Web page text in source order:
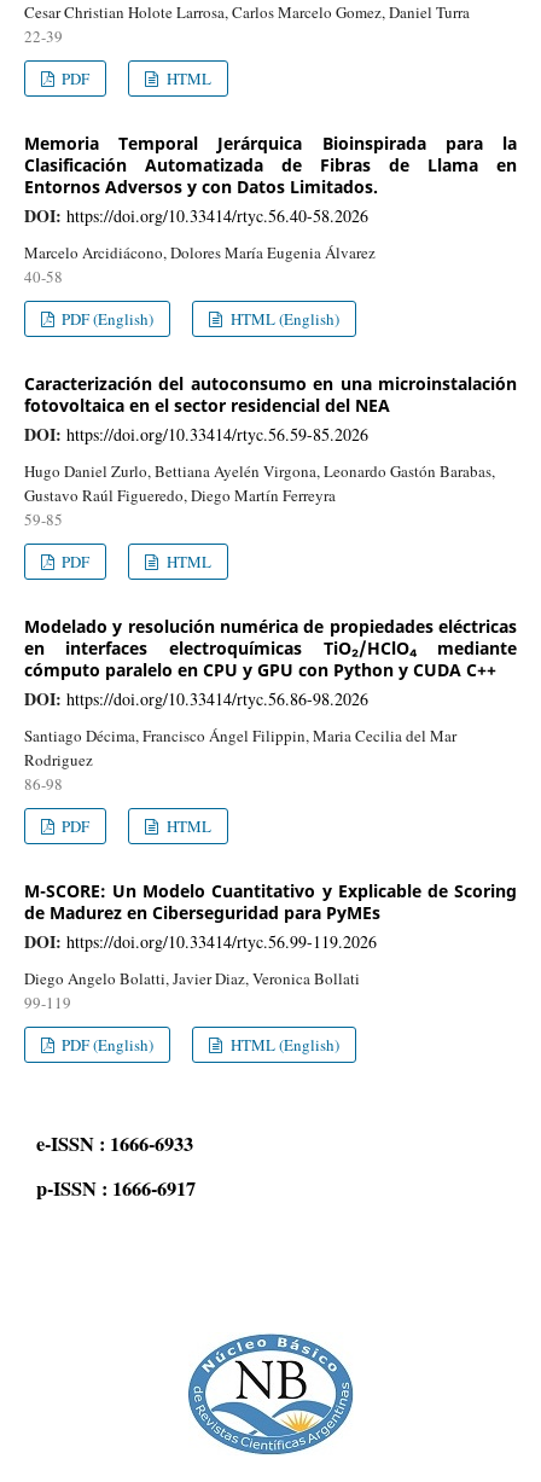
Cesar Christian Holote Larrosa, Carlos Marcelo Gomez, Daniel Turra
22-39
PDF
HTML
Memoria Temporal Jerárquica Bioinspirada para la
Clasificación Automatizada de Fibras de Llama en
Entornos Adversos y con Datos Limitados.
DOI: https://doi.org/10.33414/rtyc.56.40-58.2026
Marcelo Arcidiácono, Dolores María Eugenia Álvarez
40-58
PDF (English)
HTML (English)
Caracterización del autoconsumo en una microinstalación
fotovoltaica en el sector residencial del NEA
DOI: https://doi.org/10.33414/rtyc.56.59-85.2026
Hugo Daniel Zurlo, Bettiana Ayelén Virgona, Leonardo Gastón Barabas,
Gustavo Raúl Figueredo, Diego Martín Ferreyra
59-85
PDF
HTML
Modelado y resolución numérica de propiedades eléctricas
en interfaces electroquímicas TiO₂/HClO₄ mediante
cómputo paralelo en CPU y GPU con Python y CUDA C++
DOI: https://doi.org/10.33414/rtyc.56.86-98.2026
Santiago Décima, Francisco Ángel Filippin, Maria Cecilia del Mar
Rodriguez
86-98
PDF
HTML
M-SCORE: Un Modelo Cuantitativo y Explicable de Scoring
de Madurez en Ciberseguridad para PyMEs
DOI: https://doi.org/10.33414/rtyc.56.99-119.2026
Diego Angelo Bolatti, Javier Diaz, Veronica Bollati
99-119
PDF (English)
HTML (English)
e-ISSN : 1666-6933
p-ISSN : 1666-6917